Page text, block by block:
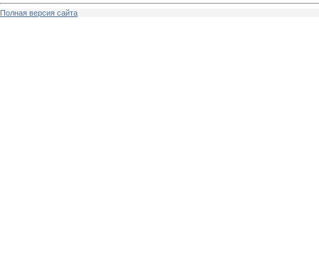
Полная версия сайта